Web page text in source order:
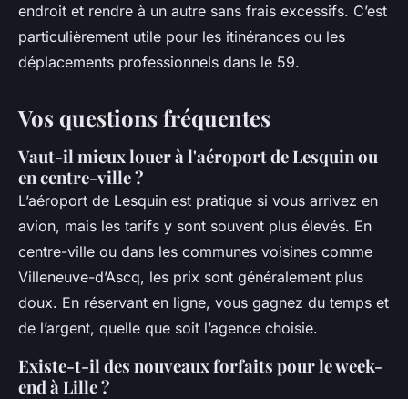
endroit et rendre à un autre sans frais excessifs. C’est
particulièrement utile pour les itinérances ou les
déplacements professionnels dans le 59.
Vos questions fréquentes
Vaut-il mieux louer à l'aéroport de Lesquin ou
en centre-ville ?
L’aéroport de Lesquin est pratique si vous arrivez en
avion, mais les tarifs y sont souvent plus élevés. En
centre-ville ou dans les communes voisines comme
Villeneuve-d’Ascq, les prix sont généralement plus
doux. En réservant en ligne, vous gagnez du temps et
de l’argent, quelle que soit l’agence choisie.
Existe-t-il des nouveaux forfaits pour le week-
end à Lille ?